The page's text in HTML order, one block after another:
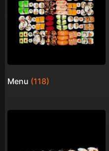
Menu (118)